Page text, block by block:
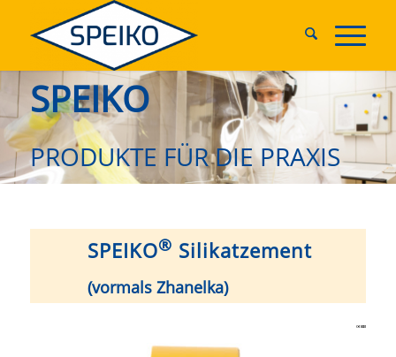
SPEIKO
PRODUKTE FÜR DIE PRAXIS
SPEIKO® Silikatzement
(vormals Zhanelka)